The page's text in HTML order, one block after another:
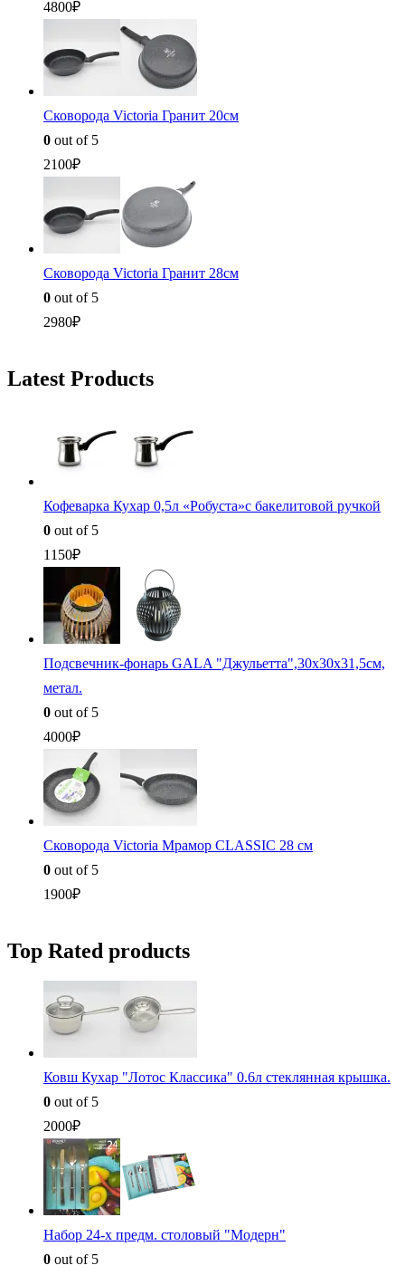
4800₽
Сковорода Victoria Гранит 20см
0 out of 5
2100₽
Сковорода Victoria Гранит 28см
0 out of 5
2980₽
Latest Products
Кофеварка Кухар 0,5л «Робуста»с бакелитовой ручкой
0 out of 5
1150₽
Подсвечник-фонарь GALA "Джульетта",30х30х31,5см,
метал.
0 out of 5
4000₽
Сковорода Victoria Мрамор CLASSIC 28 см
0 out of 5
1900₽
Top Rated products
Ковш Кухар "Лотос Классика" 0.6л стеклянная крышка.
0 out of 5
2000₽
Набор 24-х предм. столовый "Модерн"
0 out of 5